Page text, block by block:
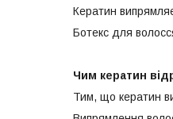
Кератин
Ботекс для
Чим кератин
Тим, що кератин